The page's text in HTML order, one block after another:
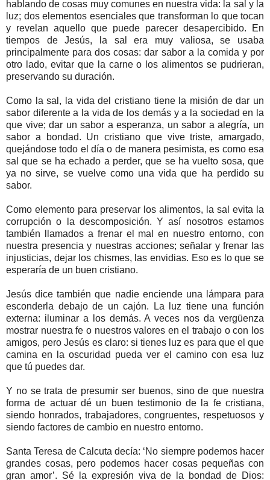
hablando de cosas muy comunes en nuestra vida: la sal y la
luz; dos elementos esenciales que transforman lo que tocan
y revelan aquello que puede parecer desapercibido. En
tiempos de Jesús, la sal era muy valiosa, se usaba
principalmente para dos cosas: dar sabor a la comida y por
otro lado, evitar que la carne o los alimentos se pudrieran,
preservando su duración.
Como la sal, la vida del cristiano tiene la misión de dar un
sabor diferente a la vida de los demás y a la sociedad en la
que vive; dar un sabor a esperanza, un sabor a alegría, un
sabor a bondad. Un cristiano que vive triste, amargado,
quejándose todo el día o de manera pesimista, es como esa
sal que se ha echado a perder, que se ha vuelto sosa, que
ya no sirve, se vuelve como una vida que ha perdido su
sabor.
Como elemento para preservar los alimentos, la sal evita la
corrupción o la descomposición. Y así nosotros estamos
también llamados a frenar el mal en nuestro entorno, con
nuestra presencia y nuestras acciones; señalar y frenar las
injusticias, dejar los chismes, las envidias. Eso es lo que se
esperaría de un buen cristiano.
Jesús dice también que nadie enciende una lámpara para
esconderla debajo de un cajón. La luz tiene una función
externa: iluminar a los demás. A veces nos da vergüenza
mostrar nuestra fe o nuestros valores en el trabajo o con los
amigos, pero Jesús es claro: si tienes luz es para que el que
camina en la oscuridad pueda ver el camino con esa luz
que tú puedes dar.
Y no se trata de presumir ser buenos, sino de que nuestra
forma de actuar dé un buen testimonio de la fe cristiana,
siendo honrados, trabajadores, congruentes, respetuosos y
siendo factores de cambio en nuestro entorno.
Santa Teresa de Calcuta decía: ‘No siempre podemos hacer
grandes cosas, pero podemos hacer cosas pequeñas con
gran amor’. Sé la expresión viva de la bondad de Dios: